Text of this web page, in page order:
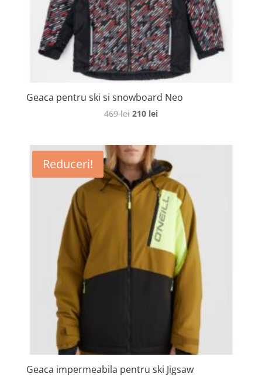
Geaca pentru ski si snowboard Neo
469lei Prețul
fost:
469 lei.
210 leiPrețul
Reduceri!
Geaca impermeabila pentru ski Jigsaw